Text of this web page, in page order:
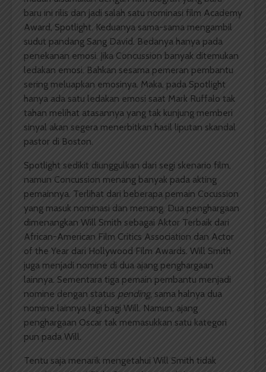
baru ini rilis dan jadi salah satu nominasi film Academy
Award, Spotlight. Keduanya sama-sama mengambil
sudut pandang Sang David. Bedanya hanya pada
penekanan emosi. Jika Concussion banyak ditemukan
ledakan emosi. Bahkan sesama pemeran pembantu
sering meluapkan emosinya. Maka, pada Spotlight
hanya ada satu ledakan emosi saat Mark Ruffalo tak
tahan melihat atasannya yang tak kunjung memberi
sinyal akan segera menerbitkan hasil liputan skandal
pastor di Boston.
Spotlight sedikit diunggulkan dari segi skenario film,
namun Concussion menang banyak pada akting
pemainnya. Terlihat dari beberapa pemain Cocussion
yang masuk nominasi dan menang. Dua penghargaan
dimenangkan Will Smith sebagai Aktor Terbaik dari
African-American Film Critics Association dan Actor
of the Year dari Hollywood Film Awards. Will Smith
juga menjadi nomine di dua ajang penghargaan
lainnya. Sementara tiga pemain pembantu menjadi
nomine dengan status pending, sama halnya dua
nomine lainnya lagi bagi Will. Namun, ajang
penghargaan Oscar tak memasukkan satu kategori
pun pada Will.
Tentu saja menarik mengetahui Will Smith tidak